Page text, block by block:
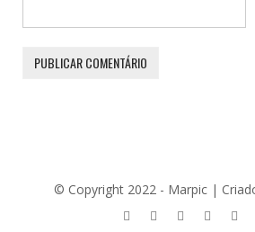
© Copyright 2022 - Marpic |